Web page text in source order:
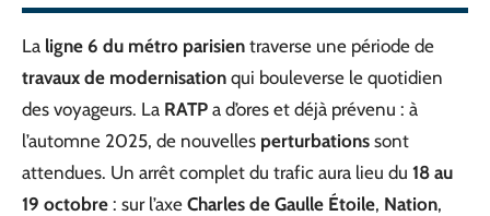
La ligne 6 du métro parisien traverse une période de
travaux de modernisation qui bouleverse le quotidien
des voyageurs. La RATP a d’ores et déjà prévenu : à
l’automne 2025, de nouvelles perturbations sont
attendues. Un arrêt complet du trafic aura lieu du 18 au
19 octobre : sur l’axe Charles de Gaulle Étoile, Nation,